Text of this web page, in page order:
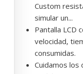
Custom
simular un...
Pantalla LCD
velocidad,
consumidas.
Cuidamos